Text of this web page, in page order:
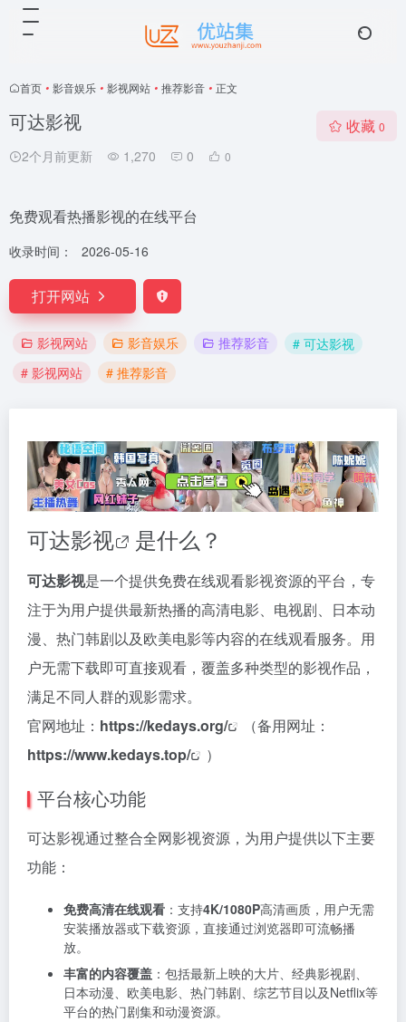
首页 • 影音娱乐 • 影视网站 • 推荐影音 • 正文
可达影视
2个月前更新 1,270 0 0
收藏 0
免费观看热播影视的在线平台
收录时间： 2026-05-16
打开网站
影视网站 影音娱乐 推荐影音
# 可达影视
# 影视网站
# 推荐影音
可达影视 是什么？
可达影视是一个提供免费在线观看影视资源的平台，专
注于为用户提供最新热播的高清电影、电视剧、日本动
漫、热门韩剧以及欧美电影等内容的在线观看服务。用
户无需下载即可直接观看，覆盖多种类型的影视作品，
满足不同人群的观影需求。
官网地址： https://kedays.org/
（备用网址：
https://www.kedays.top/
）
平台核心功能
可达影视通过整合全网影视资源，为用户提供以下主要
功能：
免费高清在线观看 ：支持4K/1080P高清画质，用户无需
安装播放器或下载资源，直接通过浏览器即可流畅播
放。
丰富的内容覆盖 ：包括最新上映的大片、经典影视剧、
日本动漫、欧美电影、热门韩剧、综艺节目以及Netflix等
平台的热门剧集和动漫资源。